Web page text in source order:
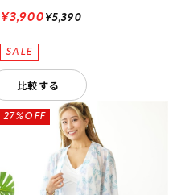
¥5,390
¥3,900
比較する
27%OFF